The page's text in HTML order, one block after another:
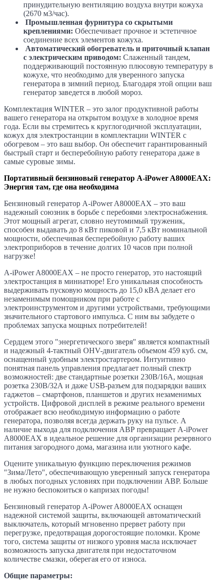
принудительную вентиляцию воздуха внутри кожуха
(2670 м3/час).
Промышленная фурнитура со скрытыми
креплениями: Обеспечивает прочное и эстетичное
соединение всех элементов кожуха.
Автоматический обогреватель и приточный клапан
с электрическим приводом: Слаженный тандем,
поддерживающий постоянную плюсовую температуру в
кожухе, что необходимо для уверенного запуска
генератора в зимний период. Благодаря этой опции ваш
генератор заведется в любой мороз.
Комплектация WINTER – это залог продуктивной работы
вашего генератора на открытом воздухе в холодное время
года. Если вы стремитесь к круглогодичной эксплуатации,
кожух для электростанции в комплектации WINTER с
обогревом – это ваш выбор. Он обеспечит гарантированный
быстрый старт и бесперебойную работу генератора даже в
самые суровые зимы.
Портативный бензиновый генератор A-iPower A8000EAX:
Энергия там, где она необходима
Бензиновый генератор A-iPower A8000EAX – это ваш
надежный союзник в борьбе с перебоями электроснабжения.
Этот мощный агрегат, словно неутомимый труженик,
способен выдавать до 8 кВт пиковой и 7,5 кВт номинальной
мощности, обеспечивая бесперебойную работу ваших
электроприборов в течение долгих 10 часов при полной
нагрузке!
A-iPower A8000EAX – не просто генератор, это настоящий
электростанция в миниатюре! Его уникальная способность
выдерживать пусковую мощность до 15,0 кВA делает его
незаменимым помощником при работе с
электроинструментом и другими устройствами, требующими
значительного стартового импульса. С ним вы забудете о
проблемах запуска мощных потребителей!
Сердцем этого "энергетического зверя" является компактный
и надежный 4-тактный OHV-двигатель объемом 459 куб. см,
оснащенный удобным электростартером. Интуитивно
понятная панель управления предлагает полный спектр
возможностей: две стандартные розетки 230В/16А, мощная
розетка 230В/32А и даже USB-разъем для подзарядки ваших
гаджетов – смартфонов, планшетов и других незаменимых
устройств. Цифровой дисплей в режиме реального времени
отображает всю необходимую информацию о работе
генератора, позволяя всегда держать руку на пульсе. А
наличие выхода для подключения АВР превращает A-iPower
A8000EAX в идеальное решение для организации резервного
питания загородного дома, магазина или уютного кафе.
Оцените уникальную функцию переключения режимов
"Зима/Лето", обеспечивающую уверенный запуск генератора
в любых погодных условиях при подключении АВР. Больше
не нужно беспокоиться о капризах погоды!
Бензиновый генератор A-iPower A8000ЕАХ оснащен
надежной системой защиты, включающей автоматический
выключатель, который мгновенно прервет работу при
перегрузке, предотвращая дорогостоящие поломки. Кроме
того, система защиты от низкого уровня масла исключает
возможность запуска двигателя при недостаточном
количестве смазки, оберегая его от износа.
Общие параметры: